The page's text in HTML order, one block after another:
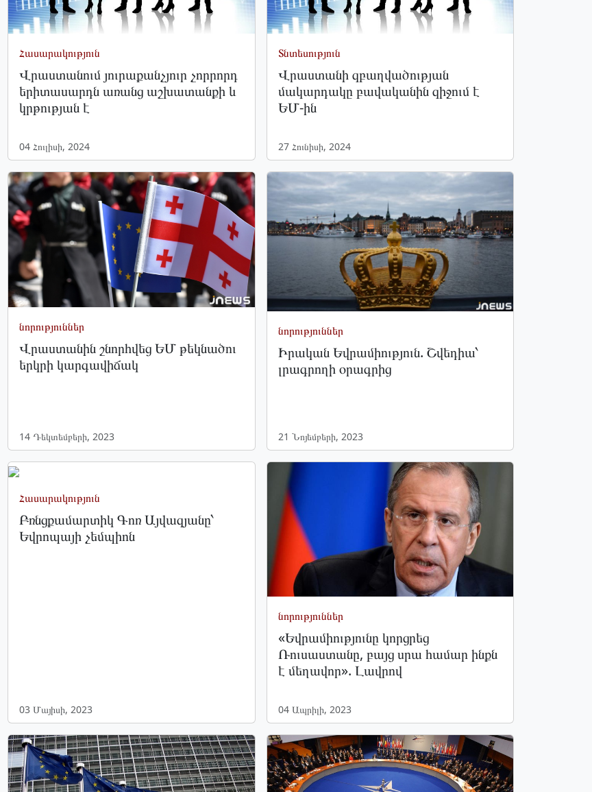
Հասարակություն
Վրաստանում յուրաքանչյուր չորրորդ
երիտասարդն առանց աշխատանքի և
կրթության է
04 Հուլիսի, 2024
Տնտեսություն
Վրաստանի զբաղվածության
մակարդակը բավականին զիջում է
ԵՄ-ին
27 Հունիսի, 2024
նորություններ
Վրաստանին շնորհվեց ԵՄ թեկնածու
երկրի կարգավիճակ
14 Դեկտեմբերի, 2023
նորություններ
Իրական Եվրամիություն. Շվեդիա՝
լրագրողի օրագրից
21 Նոյեմբերի, 2023
Հասարակություն
Բռնցքամարտիկ Գոռ Այվազյանը՝
Եվրոպայի չեմպիոն
03 Մայիսի, 2023
նորություններ
«Եվրամիությունը կորցրեց
Ռուսաստանը, բայց սրա համար ինքն
է մեղավոր». Լավրով
04 Ապրիլի, 2023